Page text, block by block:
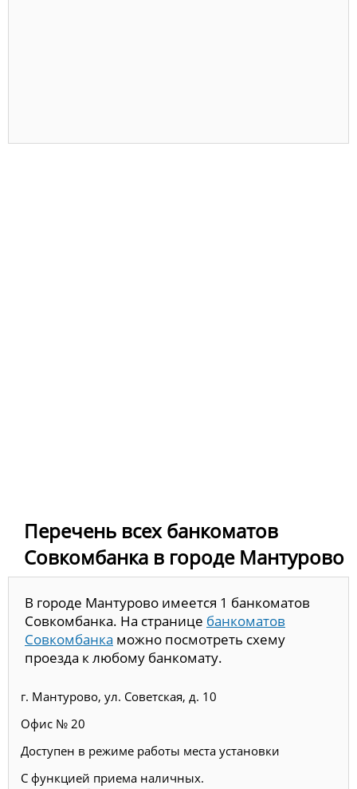
Перечень всех банкоматов
Совкомбанка в городе Мантурово
В городе Мантурово имеется 1 банкоматов
Совкомбанка. На странице банкоматов
Совкомбанка можно посмотреть схему
проезда к любому банкомату.
г. Мантурово, ул. Советская, д. 10
Офис № 20
Доступен в режиме работы места установки
С функцией приема наличных.